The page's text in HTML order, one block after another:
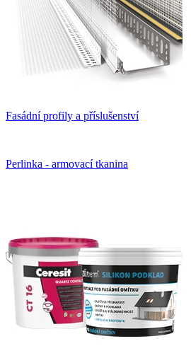
Fasádní profily a příslušenství
Perlinka - armovací tkanina